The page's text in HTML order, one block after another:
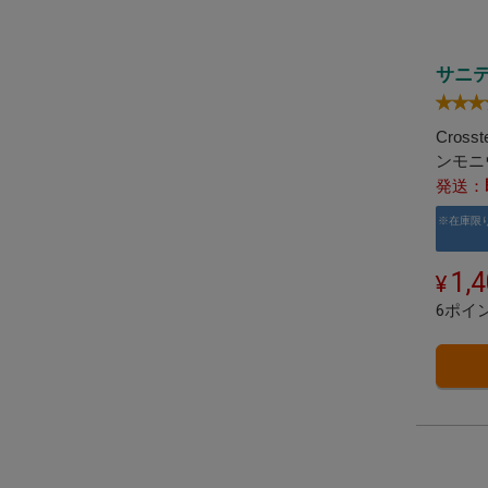
サニ
ンモ
の除
発送：
※在庫限
6ポイ